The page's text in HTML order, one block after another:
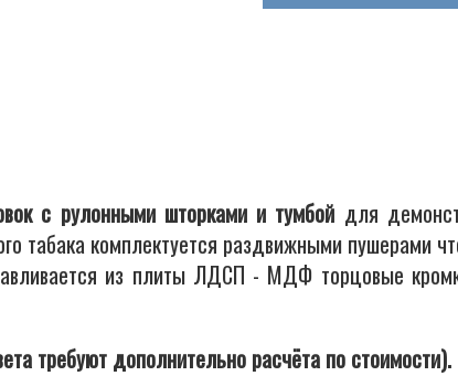
с рулонными шторками и тумбой для
табака комплектуется раздвижными пушерами
из плиты ЛДСП - МДФ торцовые
требуют дополнительно расчёта по стоимости).